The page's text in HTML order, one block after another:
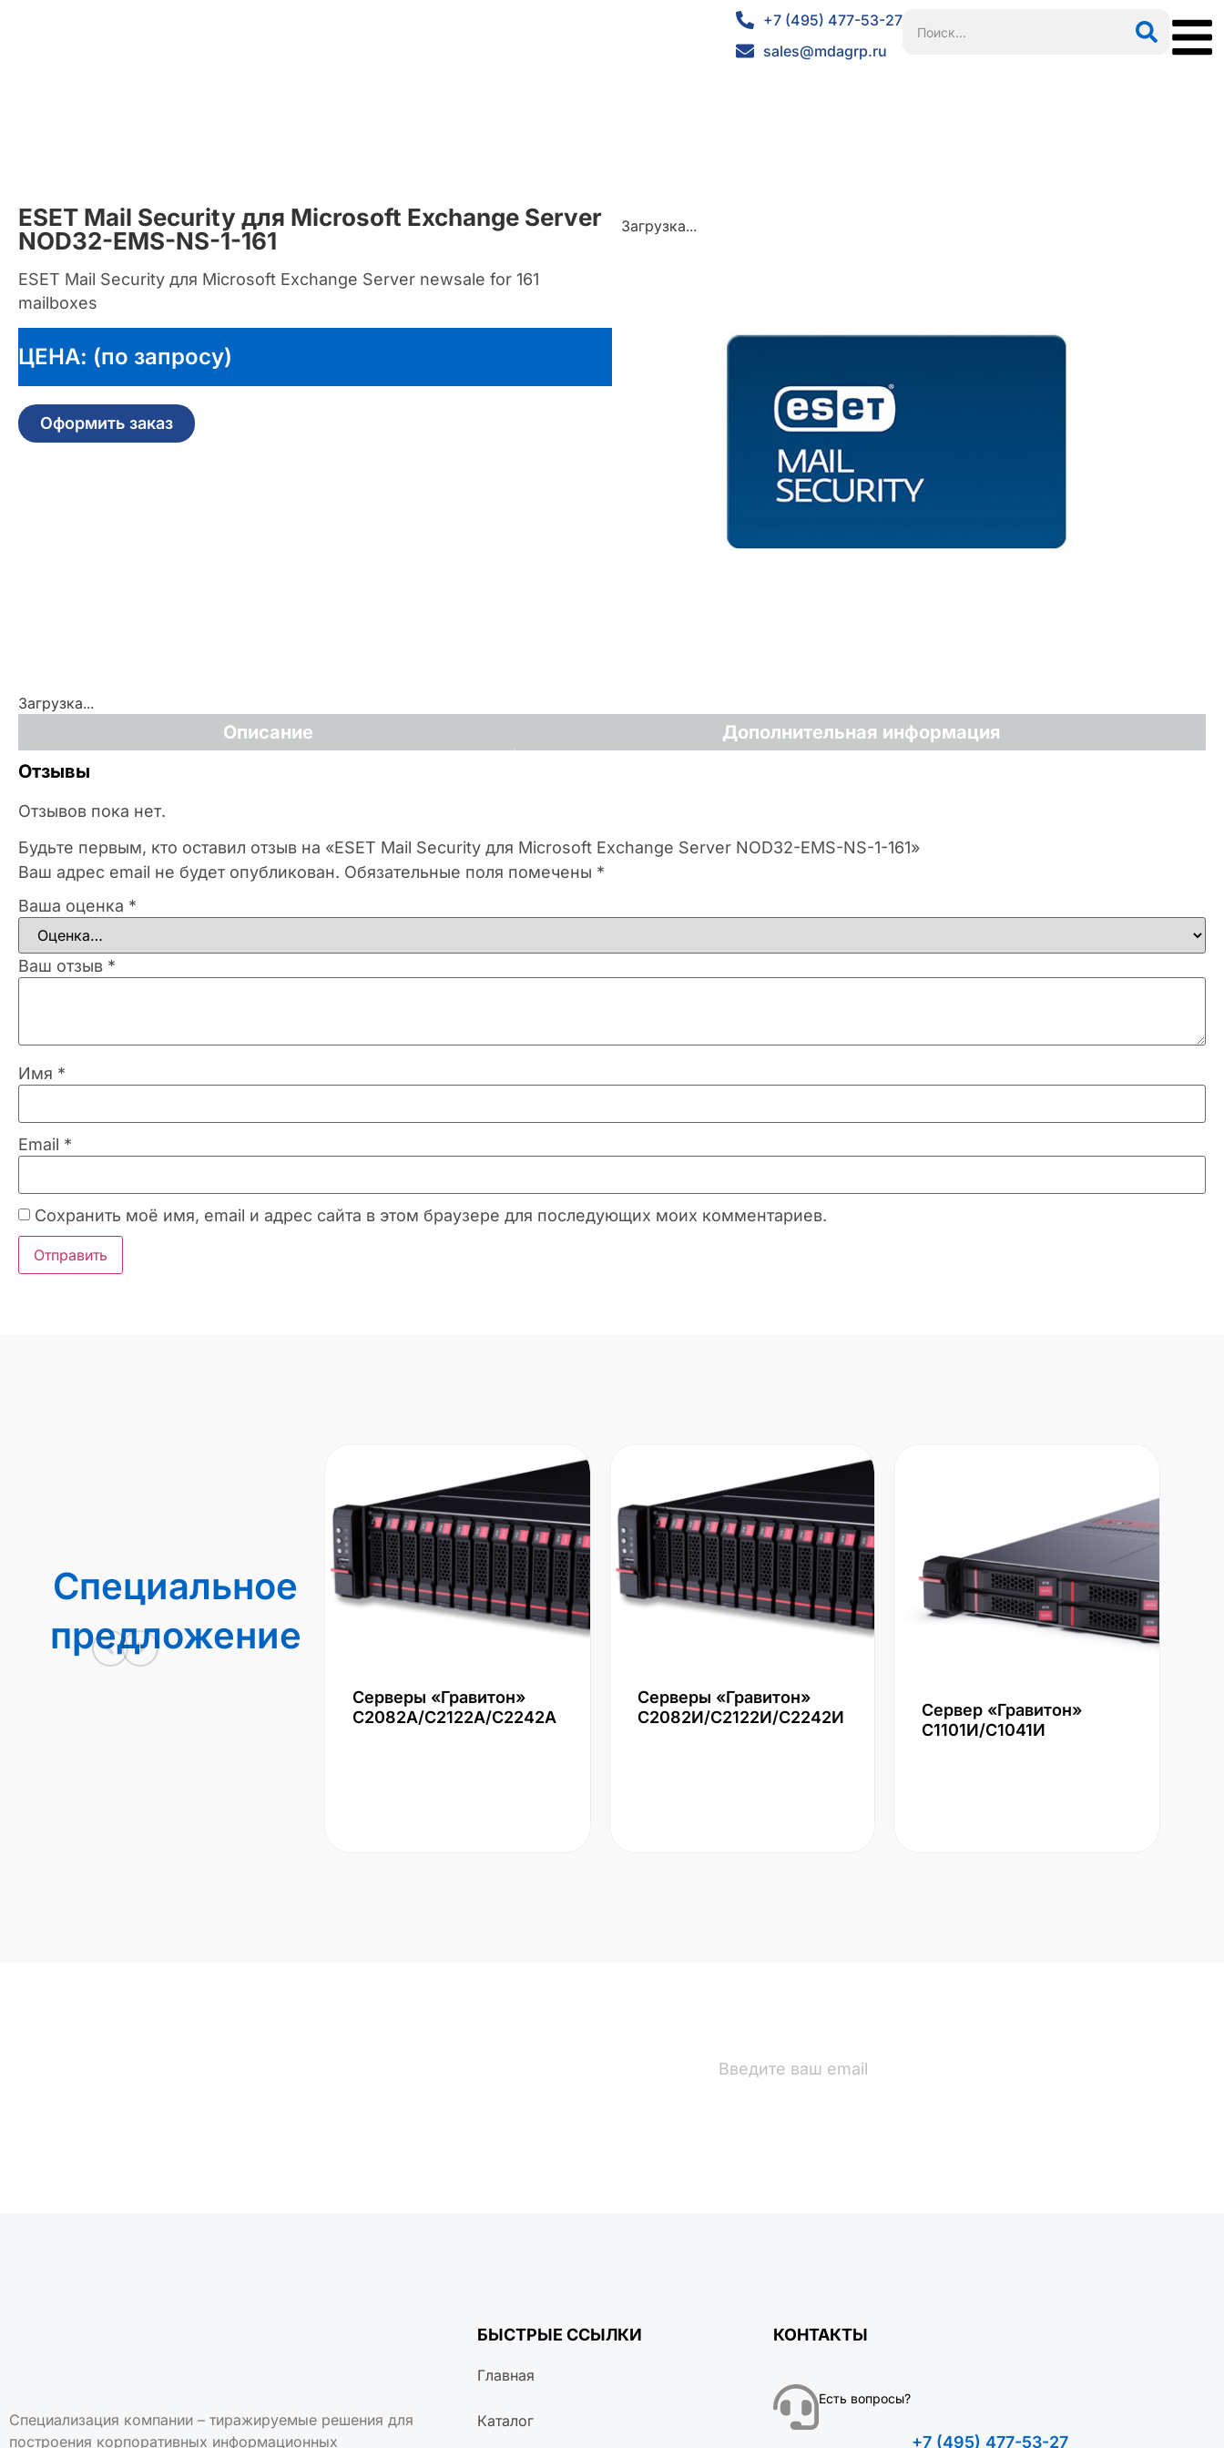
+7 (495) 477-53-27
sales@mdagrp.ru
ESET Mail Security для Microsoft Exchange Server
NOD32-EMS-NS-1-161
ESET Mail Security для Microsoft Exchange Server newsale for 161
mailboxes
ЦЕНА: (по запросу)
Оформить заказ
Загрузка...
Загрузка...
Описание
Дополнительная информация
Отзывы
Отзывов пока нет.
Будьте первым, кто оставил отзыв на «ESET Mail Security для Microsoft Exchange Server NOD32-EMS-NS-1-161»
Ваш адрес email не будет опубликован. Обязательные поля помечены *
Ваша оценка *
Ваш отзыв *
Имя *
Email *
Сохранить моё имя, email и адрес сайта в этом браузере для последующих моих комментариев.
Специальное
предложение
Серверы «Гравитон»
С2082А/С2122А/С2242А
Серверы «Гравитон»
С2082И/С2122И/С2242И
Сервер «Гравитон»
С1101И/С1041И
Специализация компании – тиражируемые решения для
построения корпоративных информационных
БЫСТРЫЕ ССЫЛКИ
Главная
Каталог
КОНТАКТЫ
Есть вопросы?
+7 (495) 477-53-27